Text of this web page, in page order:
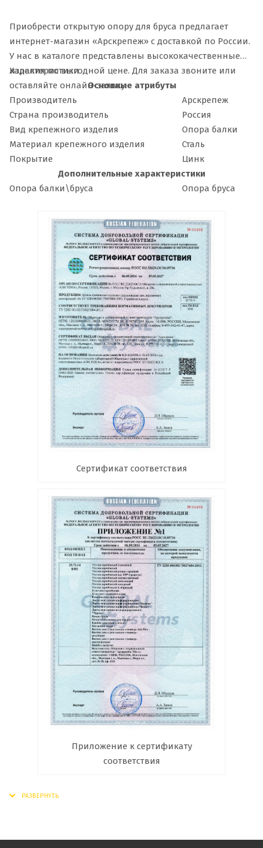
Приобрести открытую опору для бруса предлагает
интернет-магазин «Арскрепеж» с доставкой по России.
У нас в каталоге представлены высококачественные
изделия по выгодной цене. Для заказа звоните или
оставляйте онлайн-заявку.
Характеристики
Основные атрибуты
Производитель
Арскрепеж
Страна производитель
Россия
Вид крепежного изделия
Опора балки
Материал крепежного изделия
Сталь
Покрытие
Цинк
Дополнительные характеристики
Опора балки\бруса
Опора бруса
Сертификат соответствия
Приложение к сертификату
соответствия